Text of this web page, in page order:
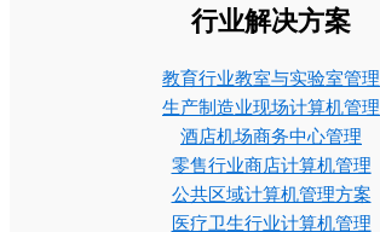
行业解决方案
教育行业教室与实验室管理
生产制造业现场计算机管理
酒店机场商务中心管理
零售行业商店计算机管理
公共区域计算机管理方案
医疗卫生行业计算机管理